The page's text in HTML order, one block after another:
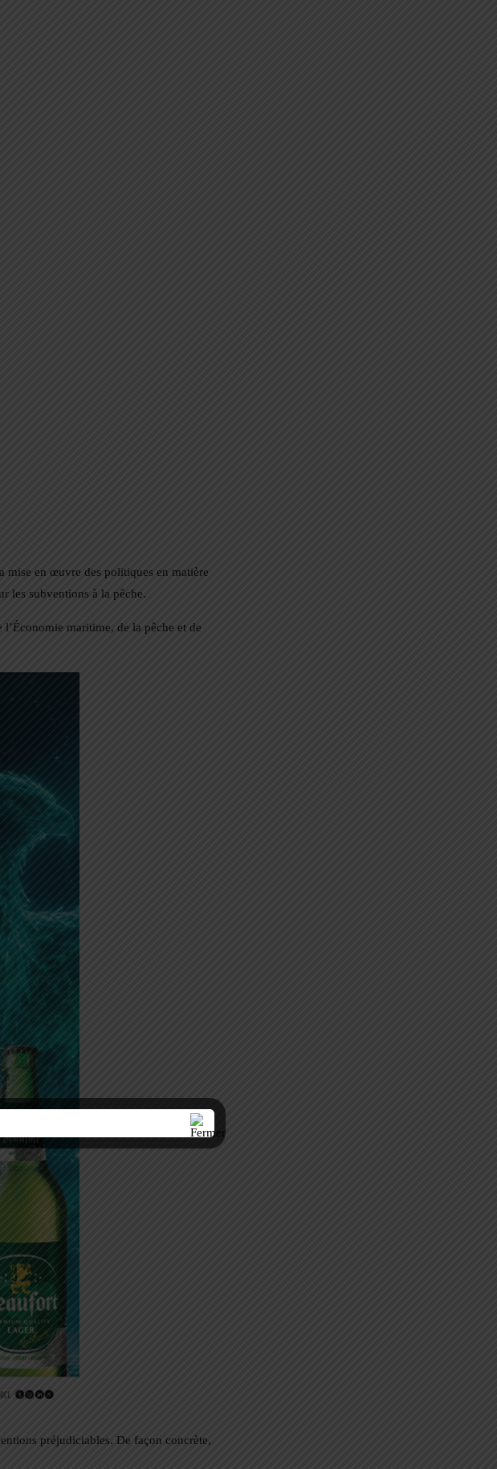
mise en œuvre des politiques en matière
les subventions à la pêche.
maritime, de la pêche et de
préjudiciables. De façon concrète,